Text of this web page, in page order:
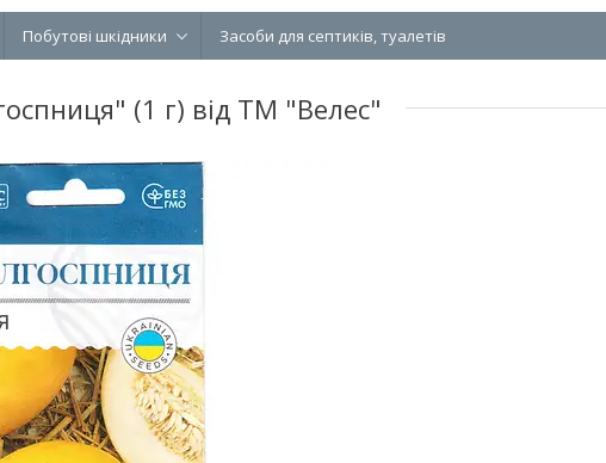
Побутові шкідники Засоби для септиків, туалетів
(1 г) від ТМ "Велес"